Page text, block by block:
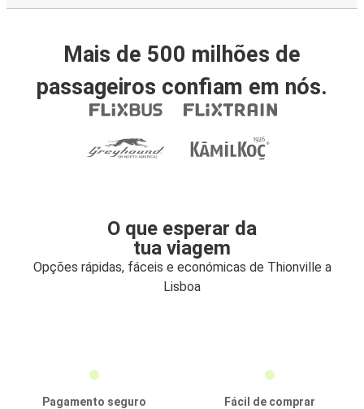
Mais de 500 milhões de
passageiros confiam em nós.
O que esperar da
tua viagem
Opções rápidas, fáceis e económicas de Thionville a
Lisboa
Pagamento seguro
Fácil de comprar